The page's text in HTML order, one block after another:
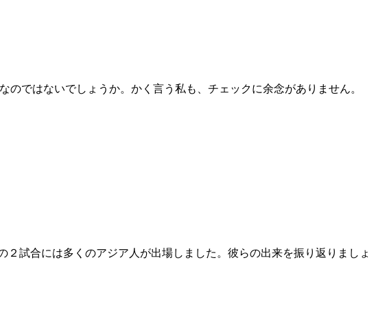
ではないでしょうか。かく言う私も、チェックに余念がありません。
試合には多くのアジア人が出場しました。彼らの出来を振り返りましょ